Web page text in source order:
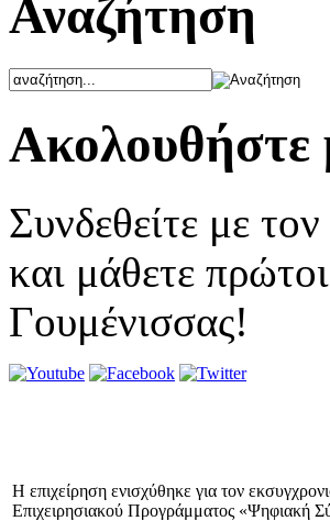
Αναζήτηση
Ακολουθήστε
Συνδεθείτε με
και μάθετε
Γουμένισσας!
Η επιχείρηση ενισχύθηκε για τον
Επιχειρησιακού Προγράμματος «Ψηφιακή